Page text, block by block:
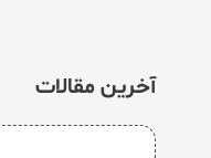
آخرین مقالات